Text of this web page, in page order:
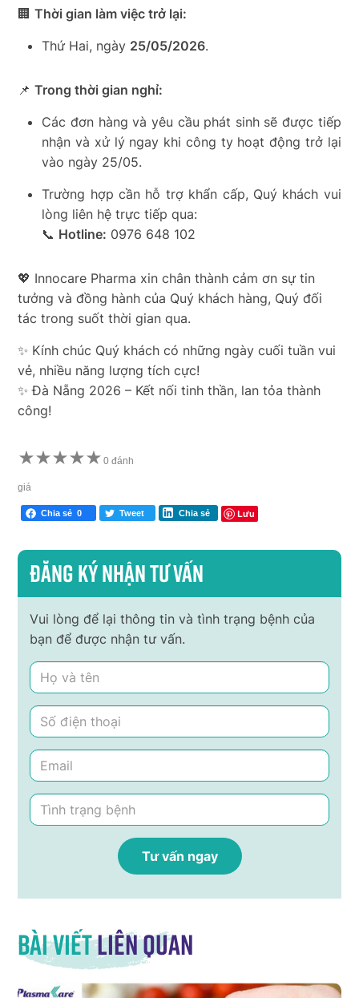
🏢Thời gian làm việc trở lại:
Thứ Hai, ngày 25/05/2026.
📌Trong thời gian nghỉ:
Các đơn hàng và yêu cầu phát sinh sẽ được tiếp
nhận và xử lý ngay khi công ty hoạt động trở lại
vào ngày 25/05.
Trường hợp cần hỗ trợ khẩn cấp, Quý khách vui
lòng liên hệ trực tiếp qua:
📞 Hotline: 0976 648 102
💖 Innocare Pharma xin chân thành cảm ơn sự tin
tưởng và đồng hành của Quý khách hàng, Quý đối
tác trong suốt thời gian qua.
✨ Kính chúc Quý khách có những ngày cuối tuần vui
vẻ, nhiều năng lượng tích cực!
✨Đà Nẵng 2026 – Kết nối tinh thần, lan tỏa thành
công!
★★★★★ 0 đánh
giá
Chia sẻ 0 Tweet Chia sẻ Lưu
Đăng ký nhận tư vấn
Vui lòng để lại thông tin và tình trạng bệnh của
bạn để được nhận tư vấn.
Bài viếtliên quan